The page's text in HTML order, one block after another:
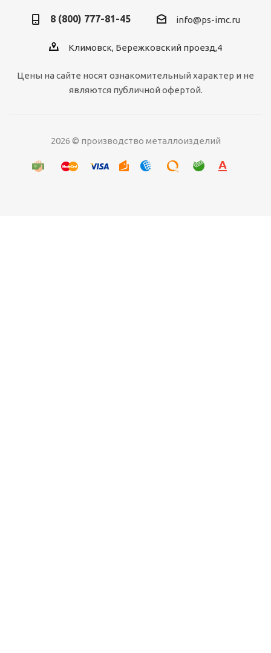
8 (800) 777-81-45 info@ps-imc.ru
Климовск, Бережковский проезд,4
Цены на сайте носят ознакомительный характер и не
являются публичной офертой.
2026 © производство металлоизделий